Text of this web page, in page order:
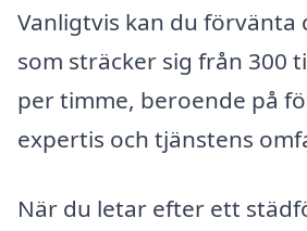
Vanligtvis kan du förvänta
som sträcker sig från 300
per timme, beroende på
expertis och tjänstens
När du letar efter ett